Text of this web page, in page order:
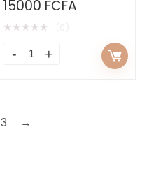
15000 FCFA
★★★★★
3 →